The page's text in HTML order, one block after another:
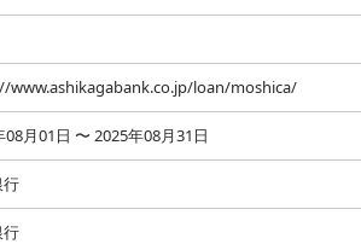
www.ashikagabank.co.jp/loan/moshica/
08月01日 〜 2025年08月31日
行
行